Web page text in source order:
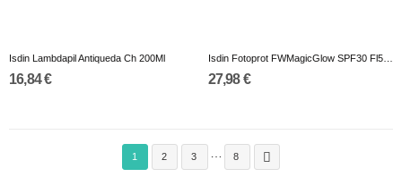
Isdin Lambdapil Antiqueda Ch 200Ml
16,84 €
Isdin Fotoprot FWMagicGlow SPF30 Fl50ml
27,98 €
1 2 3 8 